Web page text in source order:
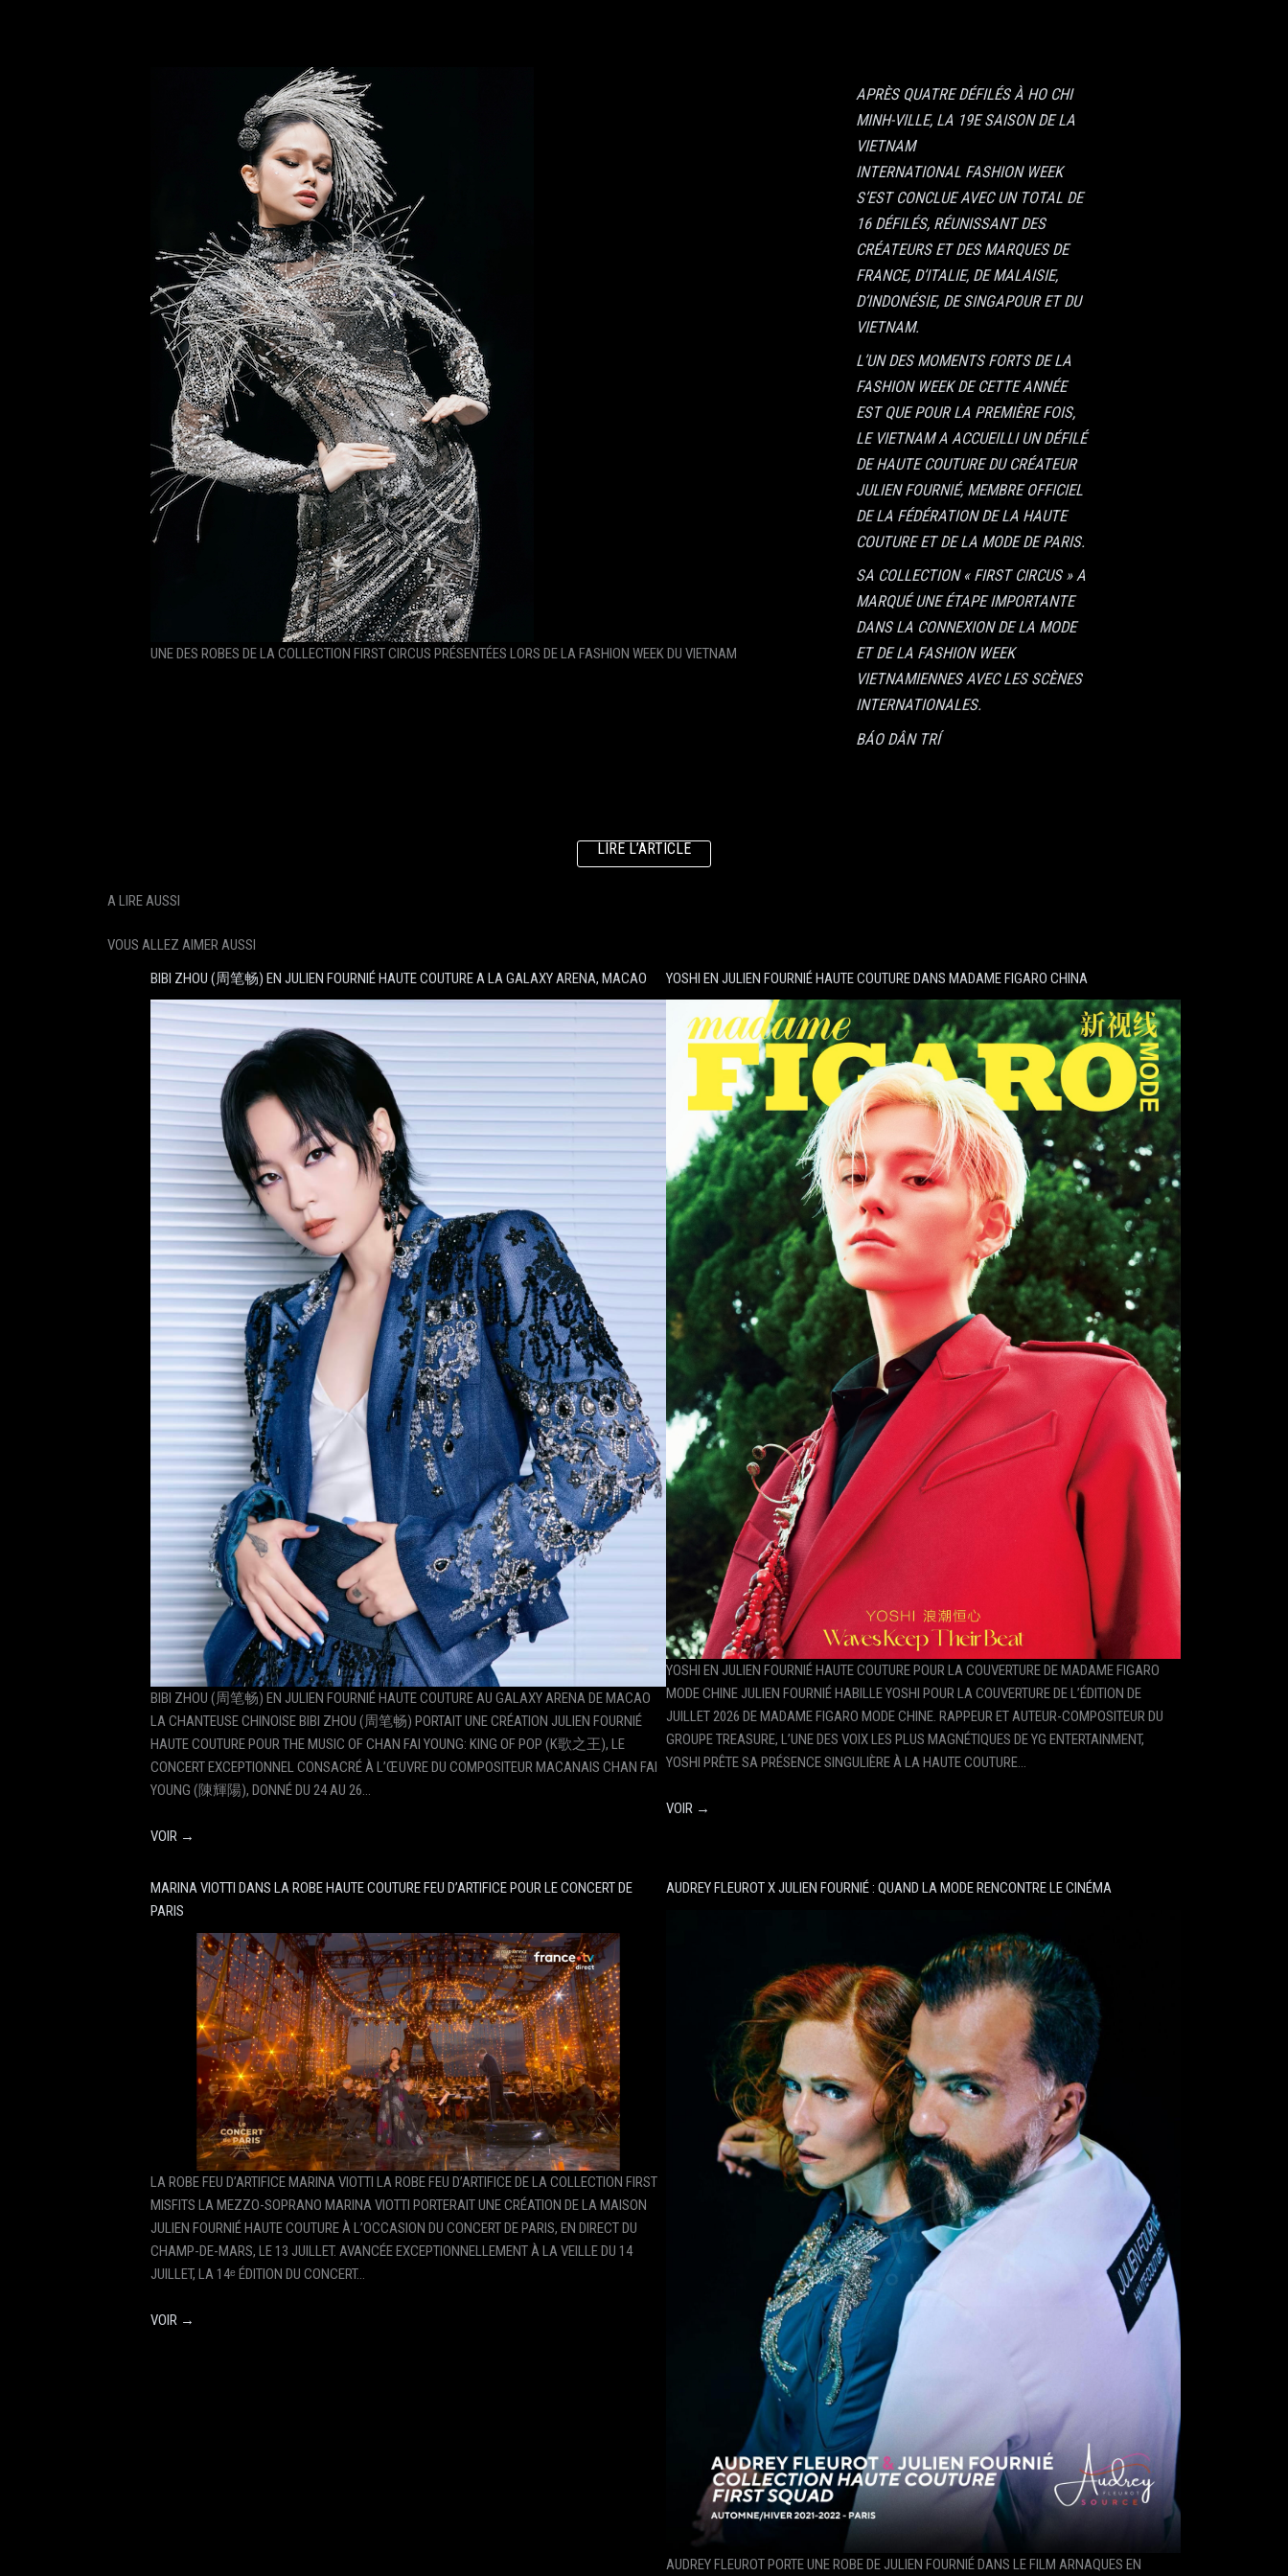
UNE DES ROBES DE LA COLLECTION FIRST CIRCUS PRÉSENTÉES LORS DE LA FASHION WEEK DU VIETNAM
APRÈS QUATRE DÉFILÉS À HO CHI
MINH-VILLE, LA 19E SAISON DE LA
VIETNAM
INTERNATIONAL FASHIONWEEK
S’EST CONCLUE AVEC UN TOTAL DE
16 DÉFILÉS, RÉUNISSANT DES
CRÉATEURS ET DES MARQUES DE
FRANCE, D’ITALIE, DE MALAISIE,
D’INDONÉSIE, DE SINGAPOUR ET DU
VIETNAM.
L’UN DES MOMENTS FORTS DE LA
FASHION WEEK DE CETTE ANNÉE
EST QUE POUR LA PREMIÈRE FOIS,
LE VIETNAM A ACCUEILLI UN DÉFILÉ
DE HAUTE COUTURE DU CRÉATEUR
JULIEN FOURNIÉ, MEMBRE OFFICIEL
DE LA FÉDÉRATION DE LA HAUTE
COUTURE ET DE LA MODE DE PARIS.
SA COLLECTION « FIRST CIRCUS »A
MARQUÉ UNE ÉTAPE IMPORTANTE
DANS LA CONNEXION DE LA MODE
ET DE LA FASHION WEEK
VIETNAMIENNES AVEC LES SCÈNES
INTERNATIONALES.
BÁO DÂN TRÍ
LIRE L’ARTICLE
A LIRE AUSSI
VOUS ALLEZ AIMER AUSSI
BIBI ZHOU (周笔畅) EN JULIEN FOURNIÉ HAUTE COUTURE A LA GALAXY ARENA, MACAO
BIBI ZHOU (周笔畅) EN JULIEN FOURNIÉ HAUTE COUTURE AU GALAXY ARENA DE MACAO
LA CHANTEUSE CHINOISE BIBI ZHOU (周笔畅) PORTAIT UNE CRÉATION JULIEN FOURNIÉ
HAUTE COUTURE POUR THE MUSIC OF CHAN FAI YOUNG: KING OF POP (K歌之王), LE
CONCERT EXCEPTIONNEL CONSACRÉ À L’ŒUVRE DU COMPOSITEUR MACANAIS CHAN FAI
YOUNG (陳輝陽), DONNÉ DU 24 AU 26…
VOIR →
YOSHI EN JULIEN FOURNIÉ HAUTE COUTURE DANS MADAME FIGARO CHINA
YOSHI EN JULIEN FOURNIÉ HAUTE COUTURE POUR LA COUVERTURE DE MADAME FIGARO
MODE CHINE JULIEN FOURNIÉ HABILLE YOSHI POUR LA COUVERTURE DE L’ÉDITION DE
JUILLET 2026 DE MADAME FIGARO MODE CHINE. RAPPEUR ET AUTEUR-COMPOSITEUR DU
GROUPE TREASURE, L’UNE DES VOIX LES PLUS MAGNÉTIQUES DE YG ENTERTAINMENT,
YOSHI PRÊTE SA PRÉSENCE SINGULIÈRE À LA HAUTE COUTURE…
VOIR →
MARINA VIOTTI DANS LA ROBE HAUTE COUTURE FEU D’ARTIFICE POUR LE CONCERT DE
PARIS
LA ROBE FEU D’ARTIFICE MARINA VIOTTI LA ROBE FEU D’ARTIFICE DE LA COLLECTION FIRST
MISFITS LA MEZZO-SOPRANO MARINA VIOTTI PORTERAIT UNE CRÉATION DE LA MAISON
JULIEN FOURNIÉ HAUTE COUTURE À L’OCCASION DU CONCERT DE PARIS, EN DIRECT DU
CHAMP-DE-MARS, LE 13 JUILLET. AVANCÉE EXCEPTIONNELLEMENT À LA VEILLE DU 14
JUILLET, LA 14ᵉ ÉDITION DU CONCERT…
VOIR →
AUDREY FLEUROT X JULIEN FOURNIÉ : QUAND LA MODE RENCONTRE LE CINÉMA
AUDREY FLEUROT PORTE UNE ROBE DE JULIEN FOURNIÉ DANS LE FILM ARNAQUES EN